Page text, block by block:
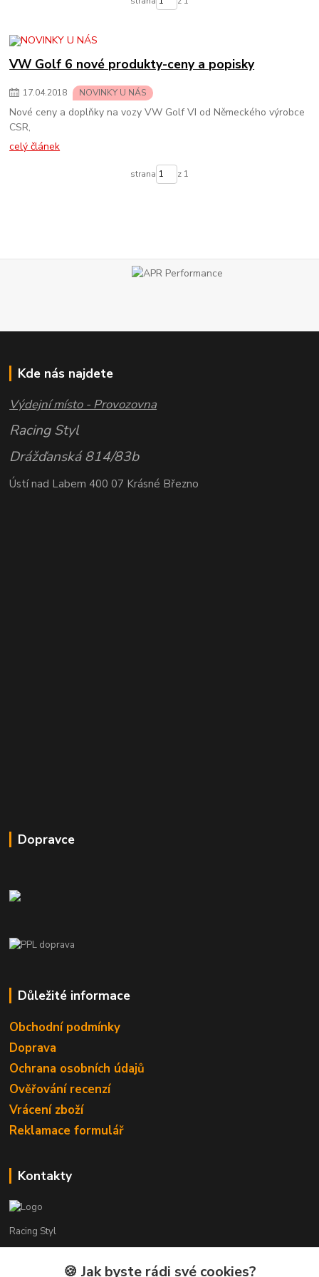
VW Golf 6 nové produkty-ceny a popisky
17.04.2018 NOVINKY U NÁS
Nové ceny a doplňky na vozy VW Golf VI od Německého výrobce
CSR,
celý článek
strana z 1
Kde nás najdete
Výdejní místo - Provozovna
Racing Styl
Drážďanská 814/83b
Ústí nad Labem 400 07 Krásné Březno
Dopravce
Důležité informace
Obchodní podmínky
Doprava
Ochrana osobních údajů
Ověřování recenzí
Vrácení zboží
Reklamace formulář
Kontakty
Racing Styl
Karel Muláček🍪 Jak byste rádi své cookies?